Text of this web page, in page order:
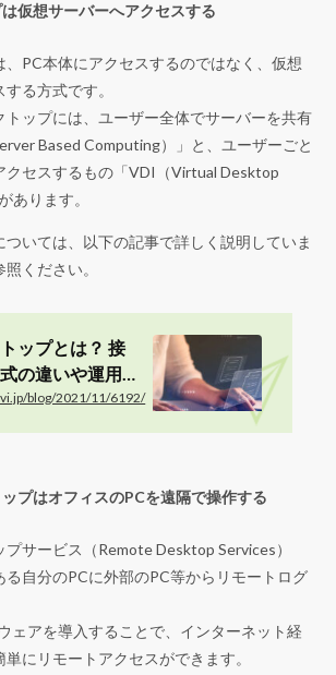
仮想サーバーへアクセスする
、PC本体にアクセスするのではなく、仮想
る方式です。
トップには、ユーザー全体でサーバーを共有
Based Computing）」と、ユーザーごと
クセスするもの「VDI（Virtual Desktop
あります。
いては、以下の記事で詳しく説明していま
ください。
ップとは？ 接
の違いや運用
デメリット、
blog/2021/11/6192/
プはオフィスのPCを遠隔で操作する
プサービス（Remote Desktop Services）
る自分のPCに外部のPC等からリモートログ
ェアを導入することで、インターネット経
にリモートアクセスができます。